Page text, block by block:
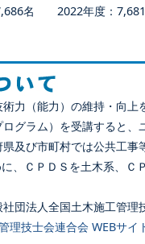
名 2022年度：
力（能力）の維持・向
グラム）を受講すると
及び市町村では公共工
、ＣＰＤＳを土木系、Ｃ
団法人全国土木施工管理
理技士会連合会 WEBサ